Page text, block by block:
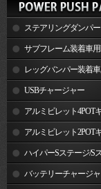
ステアリングダンパー
サブフレーム装着車
ランプレッグバンパー装着
グランプUSBチャージャー
アルミビレット4POT
関連製品アルミビレット2POT
関連製品ハイパーSステージ/S
バッテリーチャージ